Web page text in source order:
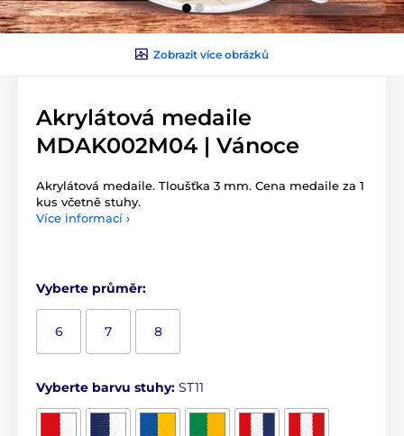
Zobrazit více obrázků
Akrylátová medaile
MDAK002M04 | Vánoce
Akrylátová medaile. Tloušťka 3 mm. Cena medaile za 1
kus včetně stuhy.
Více informací ›
Vyberte průměr:
6 7 8
Vyberte barvu stuhy: ST11